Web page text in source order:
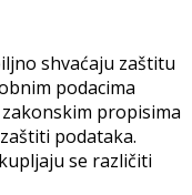
shvaćaju zaštitu
podacima
propisima
podataka.
se različiti